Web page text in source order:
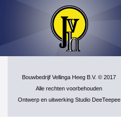
Bouwbedrijf Vellinga Heeg B.V. © 2017
Alle rechten voorbehouden
Ontwerp en uitwerking Studio DeeTeepee